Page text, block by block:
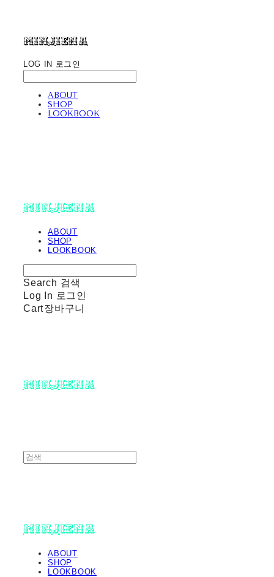
minjiena
LOG IN 로그인
ABOUT
SHOP
LOOKBOOK
minjiena
ABOUT
SHOP
LOOKBOOK
Search 검색
Log In 로그인
Cart장바구니
minjiena
minjiena
ABOUT
SHOP
LOOKBOOK